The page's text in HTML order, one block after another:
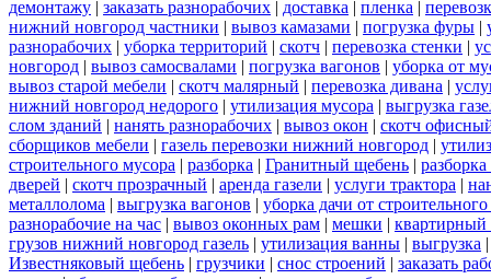
демонтажу | заказать разнорабочих | доставка | пленка |
нижний новгород частники | вывоз камазами | погрузка фуры |
разнорабочих | уборка территорий | скотч | перевозка стенки |
новгород | вывоз самосвалами | погрузка вагонов | уборка от
вывоз старой мебели | скотч малярный | перевозка дивана |
нижний новгород недорого | утилизация мусора | выгрузка
слом зданий | нанять разнорабочих | вывоз окон | скотч
сборщиков мебели | газель перевозки нижний новгород |
строительного мусора | разборка | Гранитный щебень |
дверей | скотч прозрачный | аренда газели | услуги трактора |
металлолома | выгрузка вагонов | уборка дачи от
разнорабочие на час | вывоз оконных рам | мешки | квартирный
грузов нижний новгород газель | утилизация ванны | выгрузка
Известняковый щебень | грузчики | снос строений | заказать